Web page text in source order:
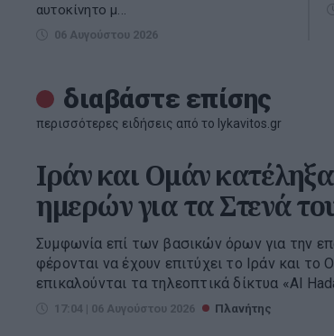
αυτοκίνητο μ...
06 Αυγούστου 2026
διαβάστε επίσης
περισσότερες ειδήσεις από το lykavitos.gr
Ιράν και Ομάν
ημερών για τα Στενά
Συμφωνία επί των βασικών όρων για την
φέρονται να έχουν επιτύχει το Ιράν και
επικαλούνται τα τηλεοπτικά δίκτυα «Al
17:04 | 06 Αυγούστου 2026 Πλανήτης